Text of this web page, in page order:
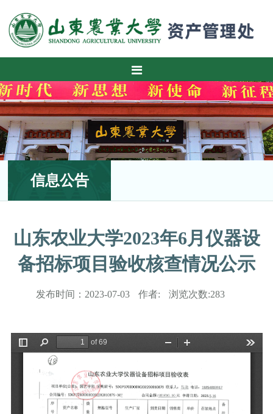
信息公告
山东农业大学2023年6月仪器设
备招标项目验收核查情况公示
发布时间： 2023-07-03 作者: 浏览次数:283